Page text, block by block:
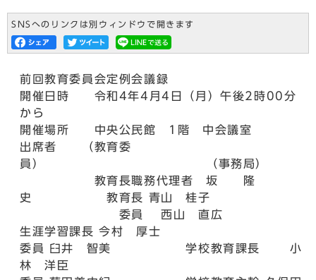
SNSへのリンクは別ウィンドウで開きます
前回教育委員会定例会議録
開催日時 令和4年4月4日（月）午後2時00分
から
開催場所 中央公民館 1階 中会議室
出席者 （教育委
員） （事務局）
教育長職務代理者 坂 隆
史 教育長 青山 桂子
委員 西山 直広
生涯学習課長 今村 厚士
委員 臼井 智美 学校教育課長 小
林 洋臣